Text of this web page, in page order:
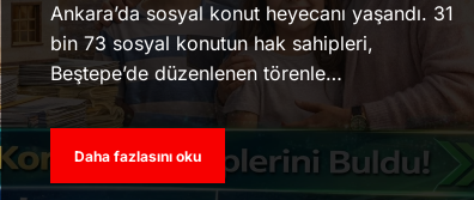
Ankara’da sosyal konut heyecanı yaşandı. 31
bin 73 sosyal konutun hak sahipleri,
Beştepe’de düzenlenen törenle…
Daha fazlasını oku